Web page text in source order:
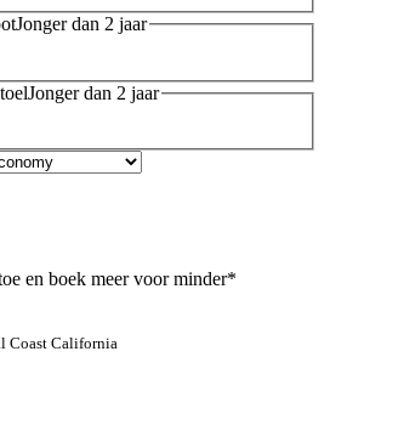
Jonger dan 2 jaar
Jonger dan 2 jaar
en boek meer voor minder*
Coast California